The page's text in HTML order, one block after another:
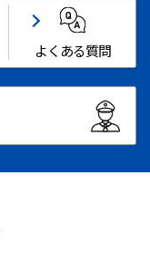
よくある質問